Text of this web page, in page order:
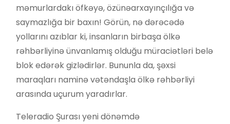
məmurlardakı öfkəyə, özünəarxayınçılığa və
saymazlığa bir baxın! Görün, nə dərəcədə
yollarını azıblar ki, insanların birbaşa ölkə
rəhbərliyinə ünvanlamış olduğu müraciətləri belə
blok edərək gizlədirlər. Bununla da, şəxsi
maraqları naminə vətəndaşla ölkə rəhbərliyi
arasında uçurum yaradırlar.
Teleradio Şurası yeni dönəmdə